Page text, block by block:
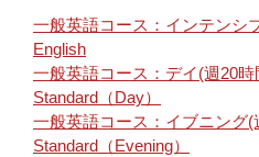
一般英語コース：インテンシ
English
一般英語コース：デイ(週20
Standard（Day）
一般英語コース：イブニング
Standard（Evening）